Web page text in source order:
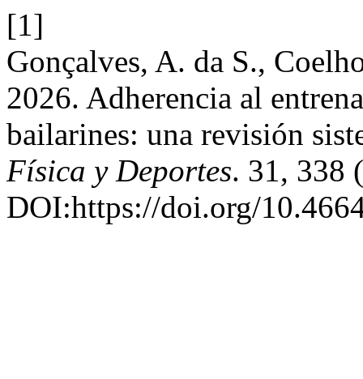
[1]
Gonçalves, A. da S.,
2026. Adherencia al
bailarines: una revisión
Física y Deportes. 31, 338
DOI:https://doi.org/